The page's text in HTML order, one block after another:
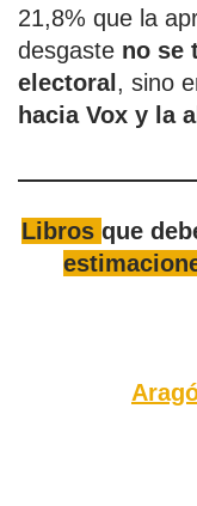
21,8% que la
desgaste no se
electoral , sino
hacia Vox y la
Libros que